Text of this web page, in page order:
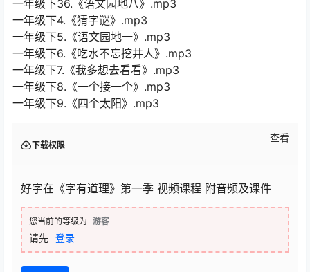
一年级下36.《语文园地八》.mp3
一年级下4.《猜字谜》.mp3
一年级下5.《语文园地一》.mp3
一年级下6.《吃水不忘挖井人》.mp3
一年级下7.《我多想去看看》.mp3
一年级下8.《一个接一个》.mp3
一年级下9.《四个太阳》.mp3
下载权限
查看
好字在《字有道理》第一季 视频课程 附音频及课件
您当前的等级为 游客
请先 登录